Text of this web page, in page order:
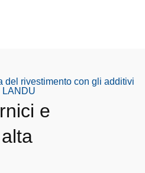
del rivestimento con gli additivi
LANDU
e